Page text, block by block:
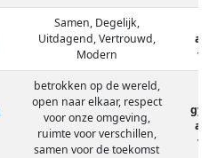
Samen, Degelijk,
Uitdagend, Vertrouwd,
Modern
betrokken op de wereld,
open naar elkaar, respect
voor onze omgeving,
ruimte voor verschillen,
samen voor de toekomst